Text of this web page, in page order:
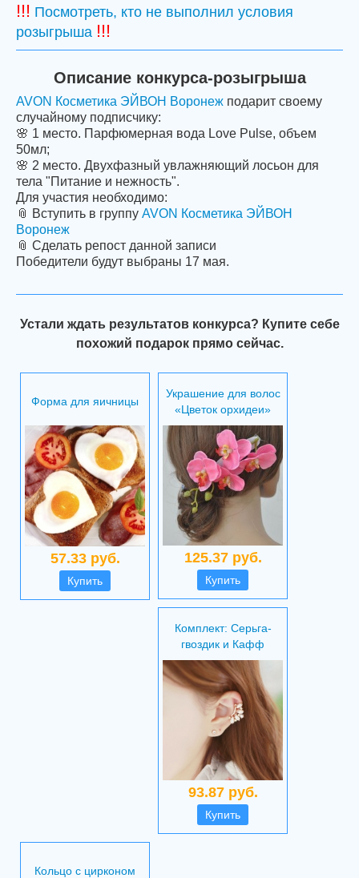
!!! Посмотреть, кто не выполнил условия
розыгрыша !!!
Описание конкурса-розыгрыша
AVON Косметика ЭЙВОН Воронеж подарит своему
случайному подписчику:
🌸 1 место. Парфюмерная вода Love Pulse, объем
50мл;
🌸 2 место. Двухфазный увлажняющий лосьон для
тела "Питание и нежность".
Для участия необходимо:
📎 Вступить в группу AVON Косметика ЭЙВОН
Воронеж
📎 Сделать репост данной записи
Победители будут выбраны 17 мая.
Устали ждать результатов конкурса? Купите себе
похожий подарок прямо сейчас.
Форма для яичницы
57.33 руб.
Купить
Украшение для волос
«Цветок орхидеи»
125.37 руб.
Купить
Комплект: Серьга-
гвоздик и Кафф
93.87 руб.
Купить
Кольцо с цирконом